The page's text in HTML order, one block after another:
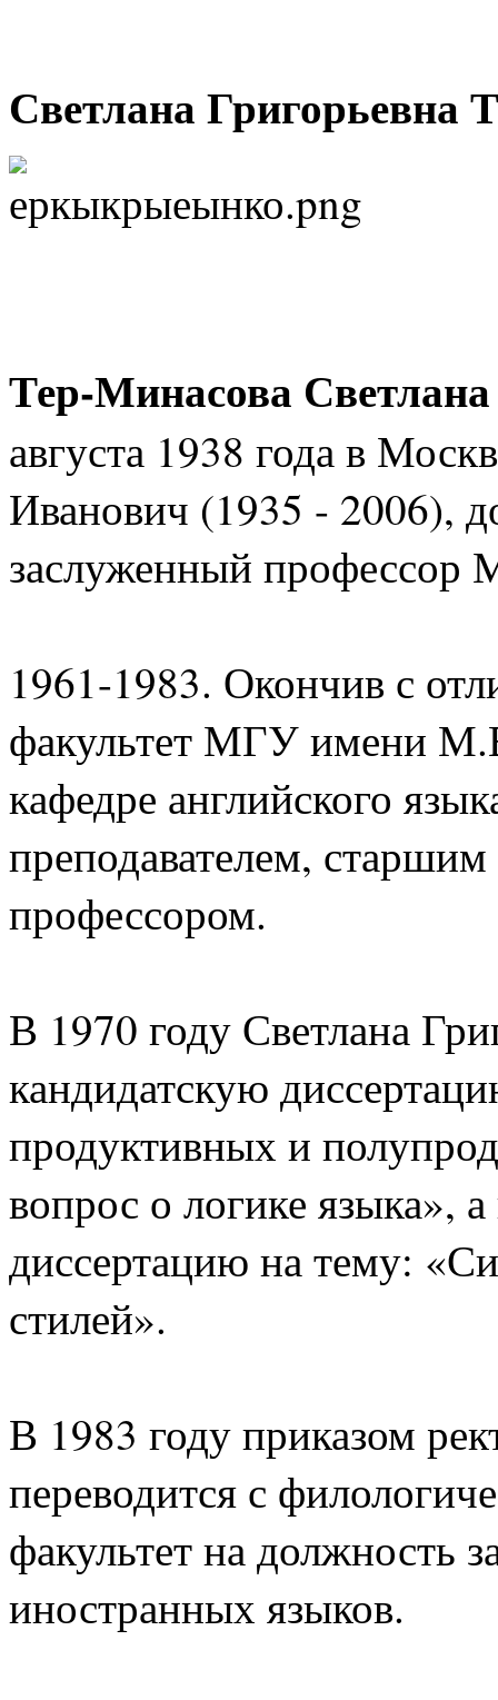
Светлана Григорьевна
Тер-Минасова
августа 1938 года в
Иванович (1935 - 2006),
заслуженный
1961-1983. Окончив с
факультет МГУ имени
кафедре английского
преподавателем,
профессором.
В 1970 году Светлана
кандидатскую
продуктивных и
вопрос о логике языка»,
диссертацию на тему:
стилей».
В 1983 году приказом
переводится с
факультет на должность
иностранных языков.